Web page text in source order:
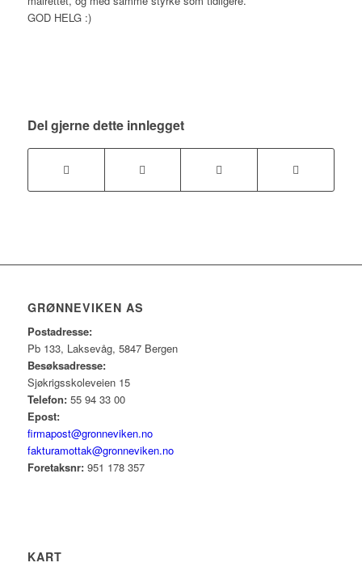
GOD HELG :)
Del gjerne dette innlegget
GRØNNEVIKEN AS
Postadresse:
Pb 133, Laksevåg, 5847 Bergen
Besøksadresse:
Sjøkrigsskoleveien 15
Telefon:55 94 33 00
Epost:
firmapost@gronneviken.no
fakturamottak@gronneviken.no
Foretaksnr:951 178 357
KART